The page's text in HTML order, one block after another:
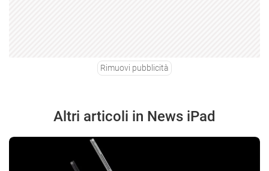
Rimuovi pubblicità
Altri articoli in News iPad